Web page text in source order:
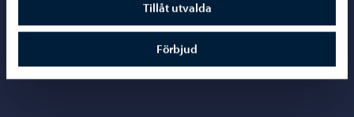
Tillåt utvalda
Förbjud
Kartor och lägesinformation